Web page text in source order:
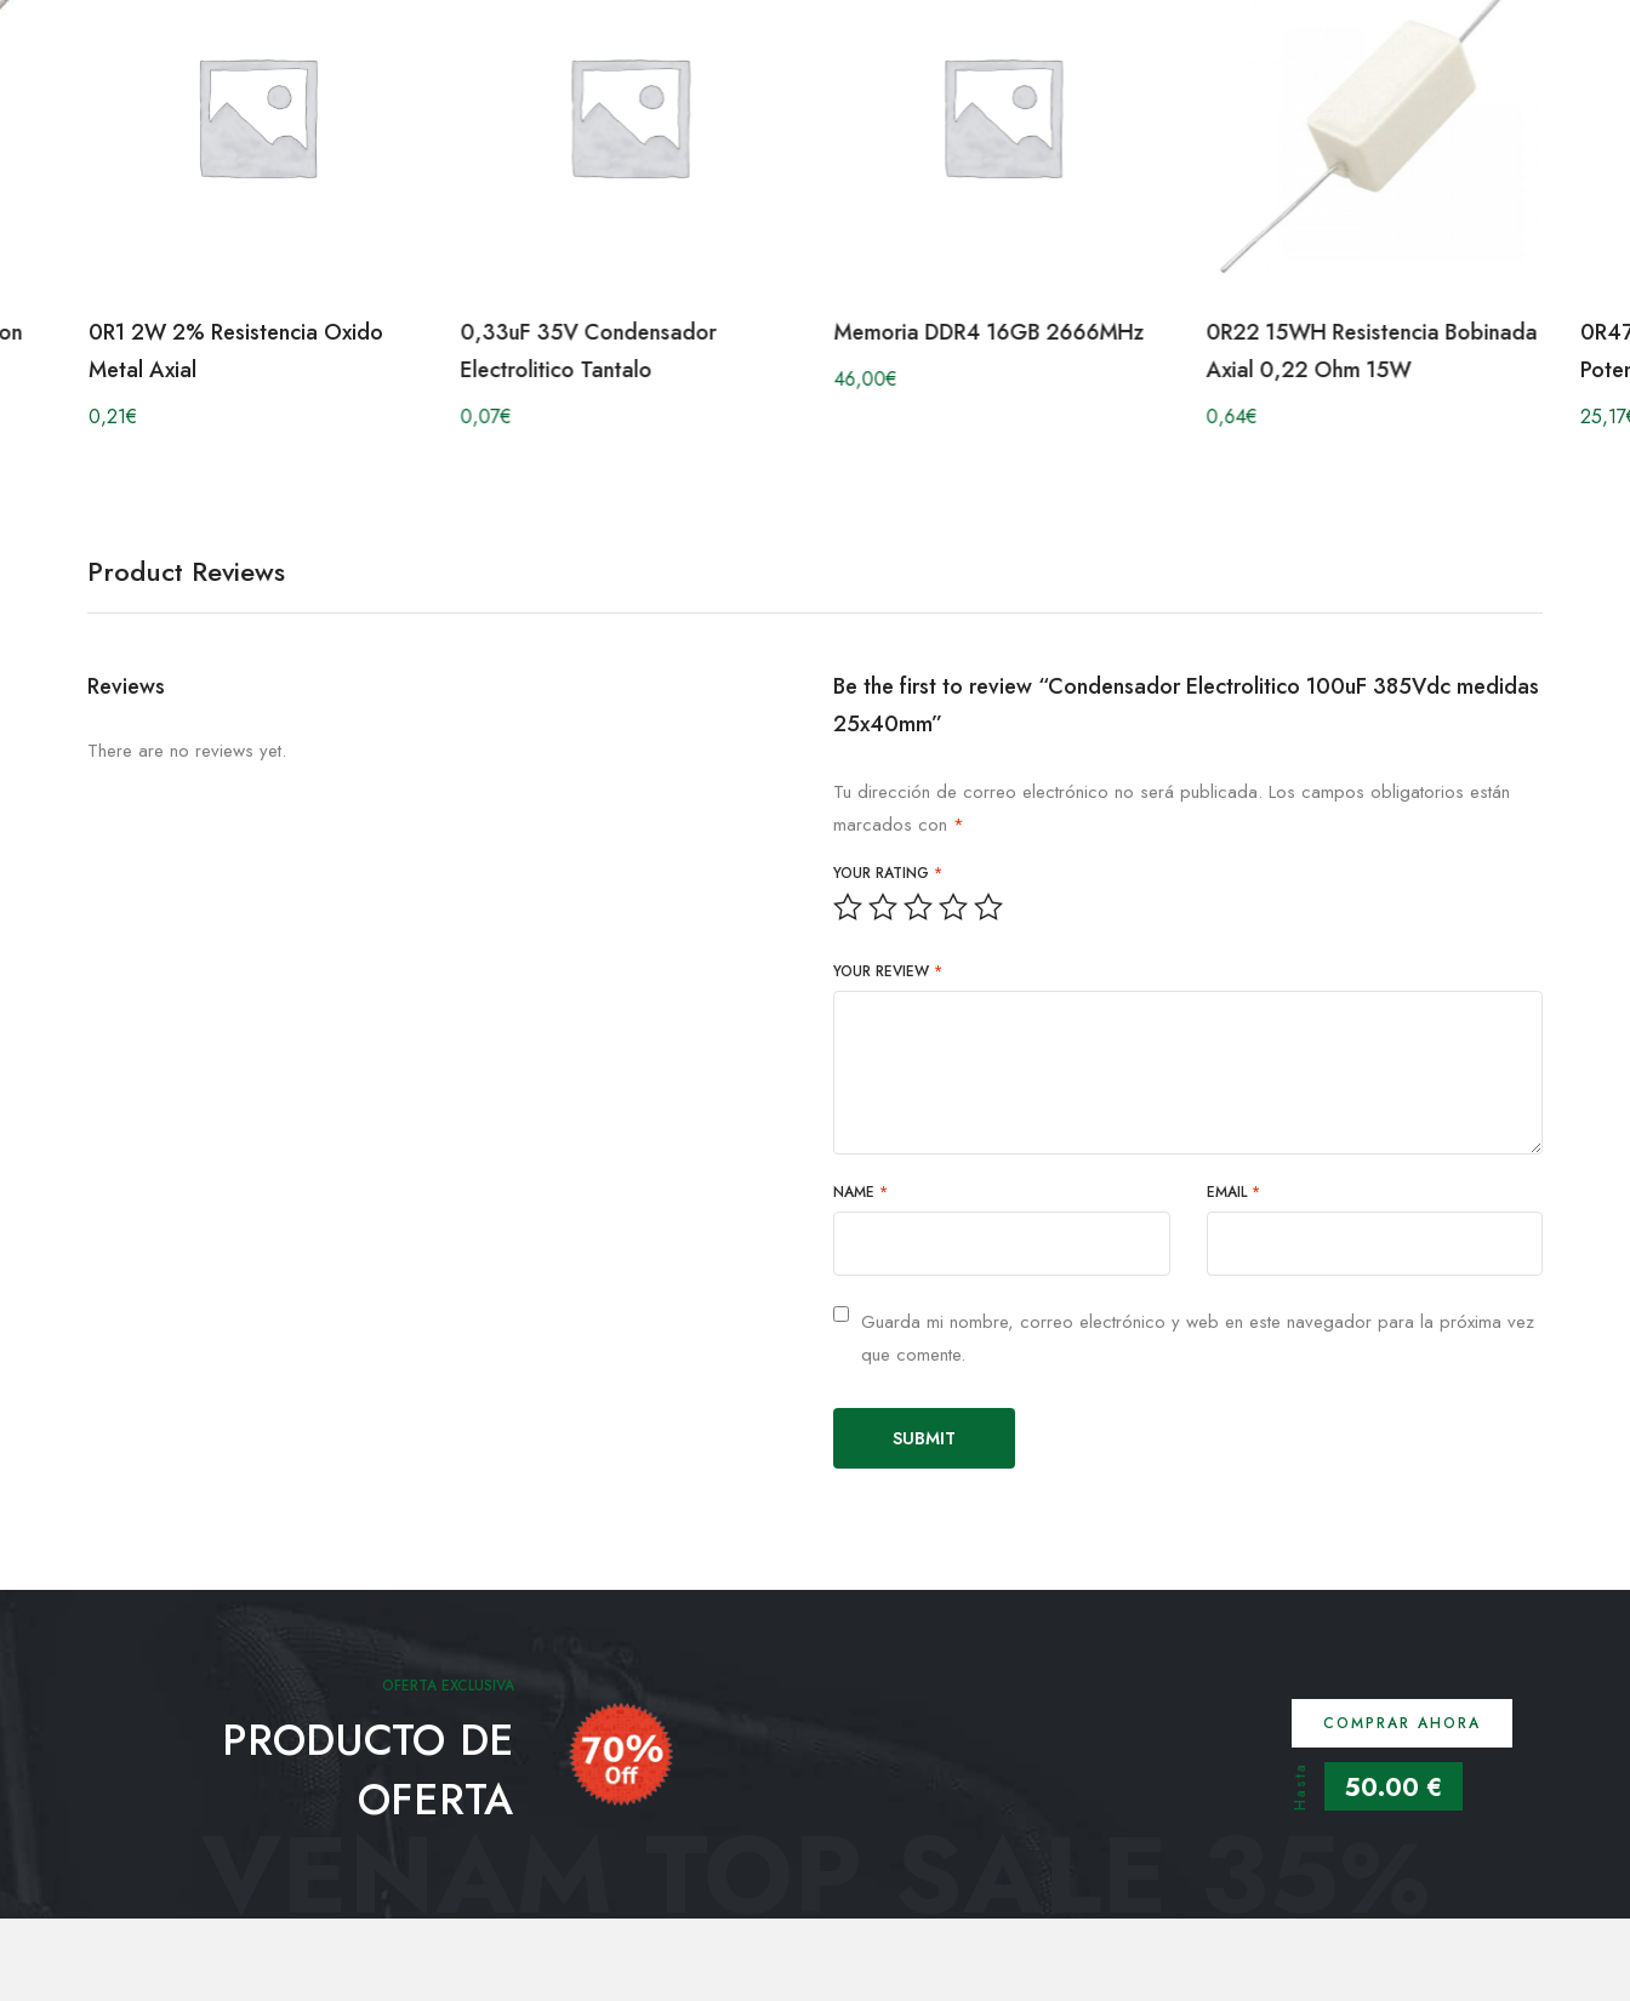
0R1 2W 2% Resistencia Oxido
Metal Axial
0,21€
0,33uF 35V Condensador
Electrolitico Tantalo
0,07€
Memoria DDR4 16GB 2666MHz
46,00€
0R22 15WH Resistencia Bobinada
Axial 0,22 Ohm 15W
0,64€ 25,17
Product Reviews
Reviews
There are no reviews yet.
Be the first to review “Condensador Electrolitico 100uF 385Vdc medidas
25x40mm”
Tu dirección de correo electrónico no será publicada. Los campos obligatorios están
marcados con *
YOUR RATING *
YOUR REVIEW *
NAME * EMAIL *
Guarda mi nombre, correo electrónico y web en este navegador para la próxima vez
que comente.
OFERTA EXCLUSIVA
PRODUCTO DE
OFERTA
COMPRAR AHORA
Hasta 50.00 €
VENAM TOP SALE 35%